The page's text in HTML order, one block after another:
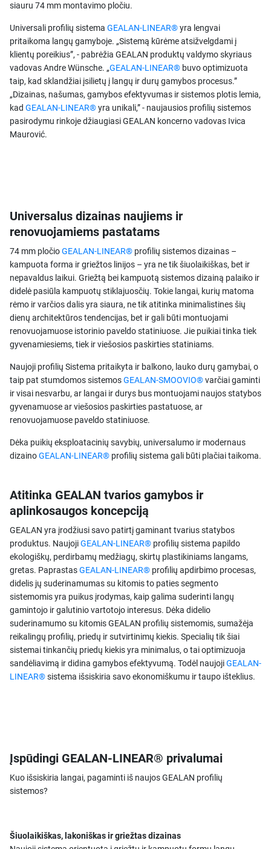
siauru 74 mm montavimo pločiu.
Universali profilių sistema GEALAN-LINEAR®yra lengvai
pritaikoma langų gamyboje. „Sistemą kūrėme atsižvelgdami į
klientų poreikius”, - pabrėžia GEALAN produktų valdymo skyriaus
vadovas Andre Wünsche. „GEALAN-LINEAR® buvo optimizuota
taip, kad sklandžiai įsilietų į langų ir durų gamybos procesus.”
„Dizainas, našumas, gamybos efektyvumas ir sistemos plotis lemia,
kad GEALAN-LINEAR®yra unikali,” - naujausios profilių sistemos
pasirodymu rinkoje džiaugiasi GEALAN koncerno vadovas Ivica
Maurović.
Universalus dizainas naujiems ir
renovuojamiems pastatams
74 mm pločioGEALAN-LINEAR® profilių sistemos dizainas –
kampuota forma ir griežtos linijos – yra ne tik šiuolaikiškas, bet ir
nepavaldus laikui. Griežtą bei kampuotą sistemos dizainą palaiko ir
didelė pasiūla kampuotų stiklajuosčių. Tokie langai, kurių matoma
rėmo ir varčios dalis yra siaura, ne tik atitinka minimalistines šių
dienų architektūros tendencijas, bet ir gali būti montuojami
renovuojamuose istorinio paveldo statiniuose. Jie puikiai tinka tiek
gyvenamiesiems, tiek ir viešosios paskirties statiniams.
Naujoji profilių Sistema pritaikyta ir balkono, lauko durų gamybai, o
taip pat stumdomos sistemosGEALAN-SMOOVIO®varčiai gaminti
ir visai nesvarbu, ar langai ir durys bus montuojami naujos statybos
gyvenamuose ar viešosios paskirties pastatuose, ar
renovuojamuose paveldo statiniuose.
Dėka puikių eksploatacinių savybių, universalumo ir modernaus
dizainoGEALAN-LINEAR® profilių sistema gali būti plačiai taikoma.
Atitinka GEALAN tvarios gamybos ir
aplinkosaugos koncepciją
GEALAN yra įrodžiusi savo patirtį gaminant tvarius statybos
produktus. NaujojiGEALAN-LINEAR® profilių sistema papildo
ekologiškų, perdirbamų medžiagų, skirtų plastikiniams langams,
gretas. PaprastasGEALAN-LINEAR® profilių apdirbimo procesas,
didelis jų suderinamumas su kitomis to paties segmento
sistemomis yra puikus įrodymas, kaip galima suderinti langų
gamintojo ir galutinio vartotojo interesus. Dėka didelio
suderinamumo su kitomis GEALAN profilių sistemomis, sumažėja
reikalingų profilių, priedų ir sutvirtinimų kiekis. Specialių tik šiai
sistemai tinkančių priedų kiekis yra minimalus, o tai optimizuoja
sandėliavimą ir didina gamybos efektyvumą. Todėl naujojiGEALAN-
LINEAR®sistema išsiskiria savo ekonomiškumu ir taupo išteklius.
Įspūdingi GEALAN-LINEAR® privalumai
Kuo išsiskiria langai, pagaminti iš naujos GEALAN profilių
sistemos?
Šiuolaikiškas, lakoniškas ir griežtas dizainas